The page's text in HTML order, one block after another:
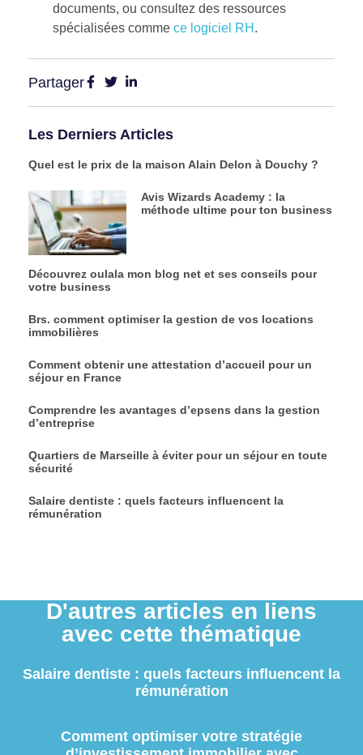
documents, ou consultez des ressources
spécialisées comme ce logiciel RH .
Partager
Les Derniers Articles
Quel est le prix de la maison Alain Delon à Douchy ?
Avis Wizards Academy : la
méthode ultime pour ton business
Découvrez oulala mon blog net et ses conseils pour
votre business
Brs. comment optimiser la gestion de vos locations
immobilières
Comment obtenir une attestation d’accueil pour un
séjour en France
Comprendre les avantages d’epsens dans la gestion
d’entreprise
Quartiers de Marseille à éviter pour un séjour en toute
sécurité
Salaire dentiste : quels facteurs influencent la
rémunération
D'autres articles en liens
avec cette thématique
Salaire dentiste : quels facteurs influencent la
rémunération
Comment optimiser votre stratégie